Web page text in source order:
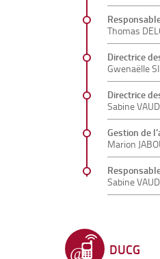
Thomas
Directrice
Gwenaëlle
Directrice
Sabine
Gestion de
Marion
Sabine
DUCG